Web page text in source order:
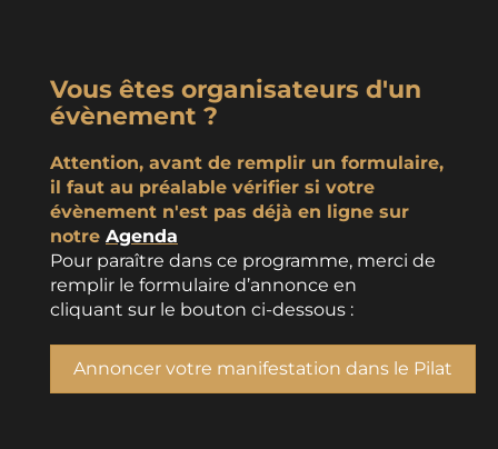
Vous êtes organisateurs d'un
évènement ?
Attention, avant de remplir un formulaire,
il faut au préalable vérifier si votre
évènement n'est pas déjà en ligne sur
notre Agenda
Pour paraître dans ce programme, merci de
remplir le formulaire d’annonce en
cliquant sur le bouton ci-dessous :
Annoncer votre manifestation dans le Pilat